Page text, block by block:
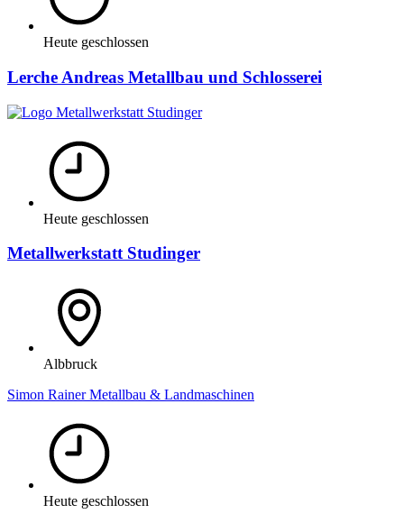
Heute geschlossen
Lerche Andreas Metallbau und Schlosserei
Heute geschlossen
Metallwerkstatt Studinger
Albbruck
Simon Rainer Metallbau & Landmaschinen
Heute geschlossen